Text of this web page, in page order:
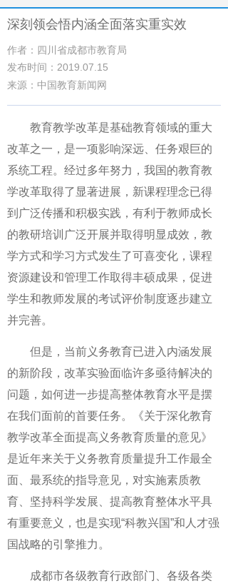
深刻领会悟内涵全面落实重实效
作者：四川省成都市教育局
发布时间：2019.07.15
来源：中国教育新闻网
教育教学改革是基础教育领域的重大
改革之一，是一项影响深远、任务艰巨的
系统工程。经过多年努力，我国的教育教
学改革取得了显著进展，新课程理念已得
到广泛传播和积极实践，有利于教师成长
的教研培训广泛开展并取得明显成效，教
学方式和学习方式发生了可喜变化，课程
资源建设和管理工作取得丰硕成果，促进
学生和教师发展的考试评价制度逐步建立
并完善。
但是，当前义务教育已进入内涵发展
的新阶段，改革实验面临许多亟待解决的
问题，如何进一步提高整体教育水平是摆
在我们面前的首要任务。《关于深化教育
教学改革全面提高义务教育质量的意见》
是近年来关于义务教育质量提升工作最全
面、最系统的指导意见，对实施素质教
育、坚持科学发展、提高教育整体水平具
有重要意义，也是实现“科教兴国”和人才强
国战略的引擎推力。
成都市各级教育行政部门、各级各类